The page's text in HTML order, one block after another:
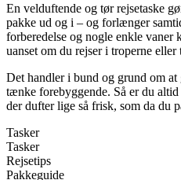
En velduftende og tør rejsetaske
pakke ud og i – og forlænger
forberedelse og nogle enkle vaner
uanset om du rejser i troperne
Det handler i bund og grund om
tænke forebyggende. Så er du
der dufter lige så frisk, som da du
Tasker
Tasker
Rejsetips
Pakkeguide